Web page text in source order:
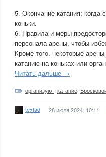
5. Окончание катания: когда
коньки.
6. Правила и меры
персонала арены, чтобы
Кроме того, некоторые
катанию на коньках или
Читать дальше →
организуют катание
textad 28 июля 2024, 10:11